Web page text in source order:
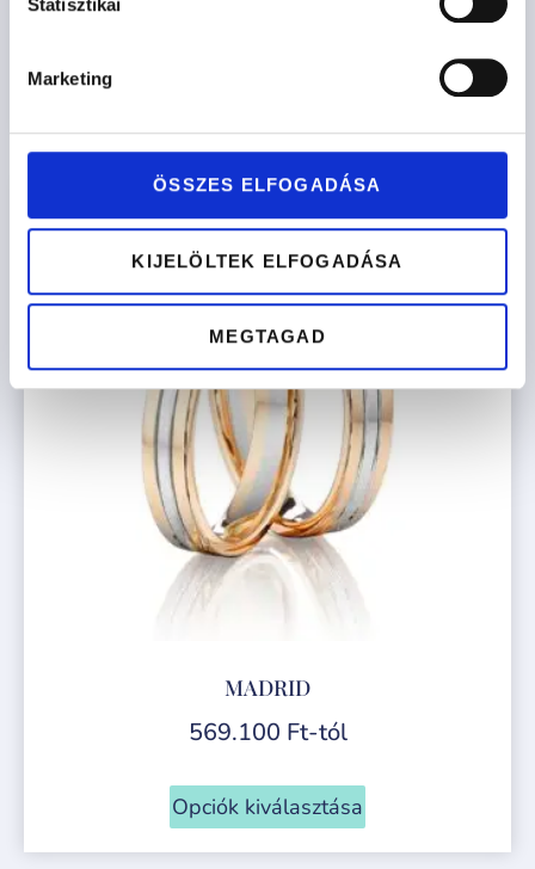
Marketing
ÖSSZES ELFOGADÁSA
KIJELÖLTEK ELFOGADÁSA
MEGTAGAD
MADRID
569.100 Ft-tól
Opciók kiválasztása